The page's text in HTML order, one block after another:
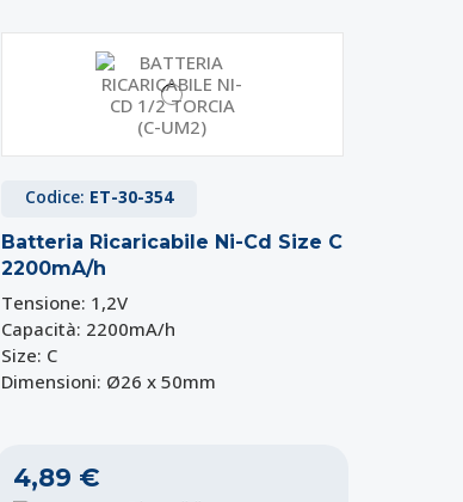
Codice: ET-30-354
Batteria Ricaricabile Ni-Cd Size C
2200mA/h
Tensione: 1,2V
Capacità: 2200mA/h
Size: C
Dimensioni: Ø26 x 50mm
4,89 €